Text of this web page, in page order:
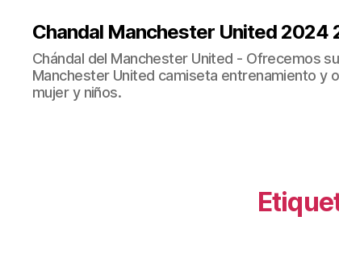
Chandal Manchester United 2024
Chándal del Manchester United - Ofrecemos
Manchester United camiseta entrenamiento y
mujer y niños.